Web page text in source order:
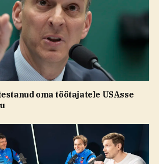
oma töötajatele USAsse